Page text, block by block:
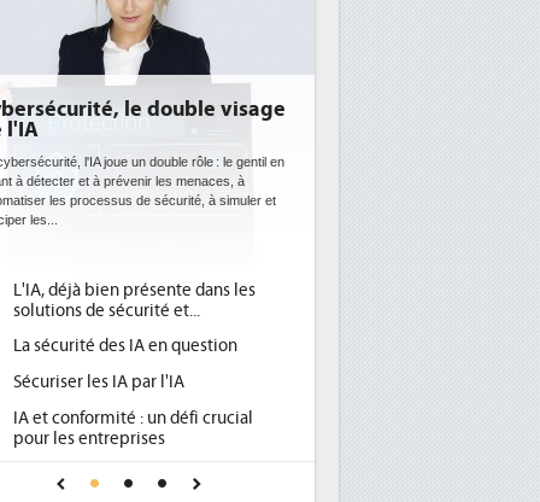
DEE: l'efficacité énergétique
bientôt une obligation pour les
datacenters
Des datacenters plus durables et plus efficaces, c'est
ce que recherchent les pouvoirs publics européens
1
Qu'est-ce que la DEE (directive
d'efficacité énergétique) ?
2
DEE, une pression administrative
place pour répondre à...
Phocea DC dans les cordes pour la
DEE